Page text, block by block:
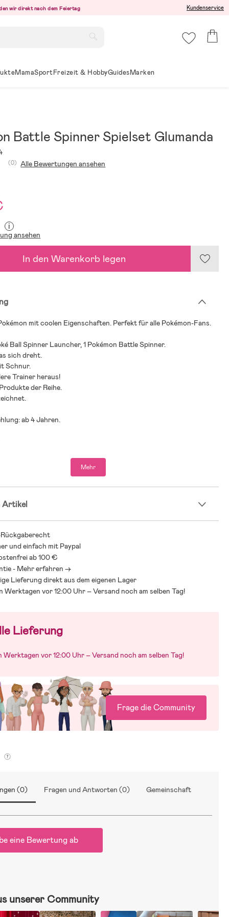
wir direkt nach dem Feiertag Kundenservice
MamaSportFreizeit & HobbyGuidesMarken
Battle Spinner Spielset Glumanda
(0) Alle Bewertungen ansehen
i
ansehen
In den Warenkorb legen
mit coolen Eigenschaften. Perfekt für alle Pokémon-Fans.
Ball Spinner Launcher, 1 Pokémon Battle Spinner.
sich dreht.
Schnur.
Trainer heraus!
der Reihe.
ab 4 Jahren.
Mehr
Artikel
und einfach mit Paypal
ab 100 €
- Mehr erfahren ->
Lieferung direkt aus dem eigenen Lager
Werktagen vor 12:00 Uhr – Versand noch am selben Tag!
Lieferung
Werktagen vor 12:00 Uhr – Versand noch am selben Tag!
Frage die Community
(0) Fragen und Antworten (0) Gemeinschaft
eine Bewertung ab
unserer Community